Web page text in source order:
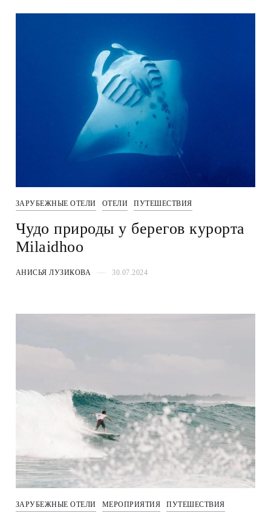
ЗАРУБЕЖНЫЕ ОТЕЛИ ОТЕЛИ ПУТЕШЕСТВИЯ
Чудо природы у берегов курорта
Milaidhoo
АНИСЬЯ ЛУЗИКОВА 30.07.2024
ЗАРУБЕЖНЫЕ ОТЕЛИ МЕРОПРИЯТИЯ ПУТЕШЕСТВИЯ